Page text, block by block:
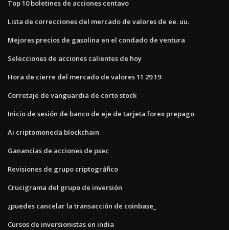
Top 10 boletines de acciones centavo
Lista de correcciones del mercado de valores de ee. uu.
Mejores precios de gasolina en el condado de ventura
Selecciones de acciones calientes de hoy
Hora de cierre del mercado de valores 11 29 19
Corretaje de vanguardia de corto stock
Inicio de sesión de banco de eje de tarjeta forex prepago
Ai criptomoneda blockchain
Ganancias de acciones de psec
Revisiones de grupo criptográfico
Crucigrama del grupo de inversión
¿puedes cancelar la transacción de coinbase_
Cursos de inversionistas en india